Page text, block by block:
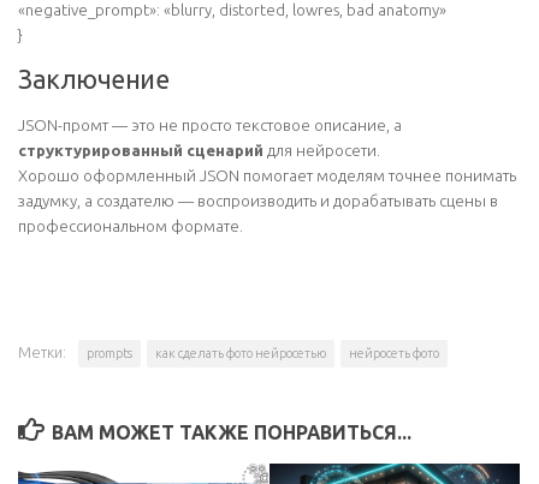
«negative_prompt»: «blurry, distorted, lowres, bad anatomy»
}
Заключение
JSON-промт — это не просто текстовое описание, а
структурированный сценарий для нейросети.
Хорошо оформленный JSON помогает моделям точнее понимать
задумку, а создателю — воспроизводить и дорабатывать сцены в
профессиональном формате.
Метки: prompts как сделать фото нейросетью нейросеть фото
ВАМ МОЖЕТ ТАКЖЕ ПОНРАВИТЬСЯ...